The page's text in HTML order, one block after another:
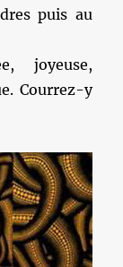
puis au
joyeuse,
Courrez-y